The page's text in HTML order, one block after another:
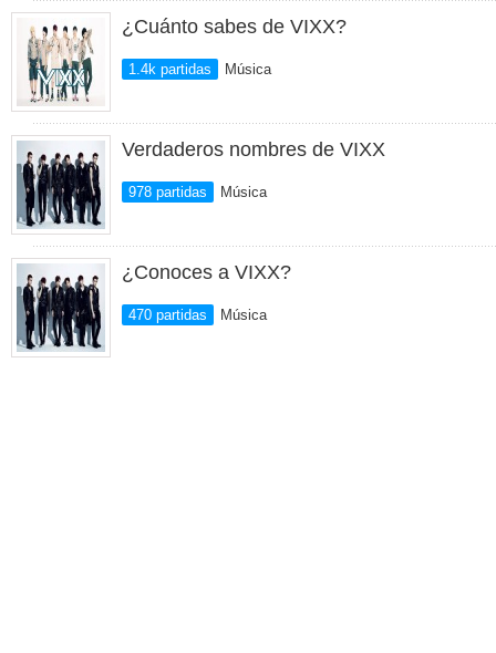
¿Cuánto sabes de VIXX?
1.4k partidas Música
Verdaderos nombres de VIXX
978 partidas Música
¿Conoces a VIXX?
470 partidas Música